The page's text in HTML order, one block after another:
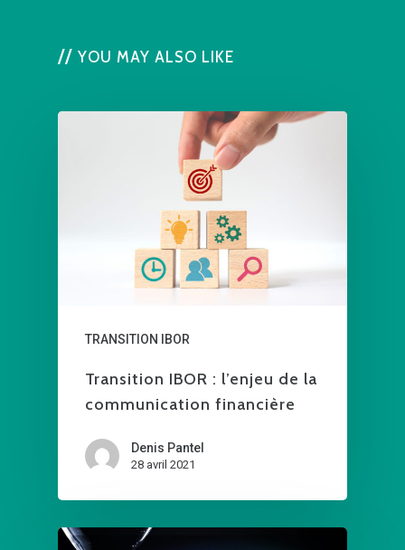
YOU MAY ALSO LIKE
TRANSITION IBOR
Transition IBOR : l’enjeu de la
communication financière
Denis Pantel
28 avril 2021